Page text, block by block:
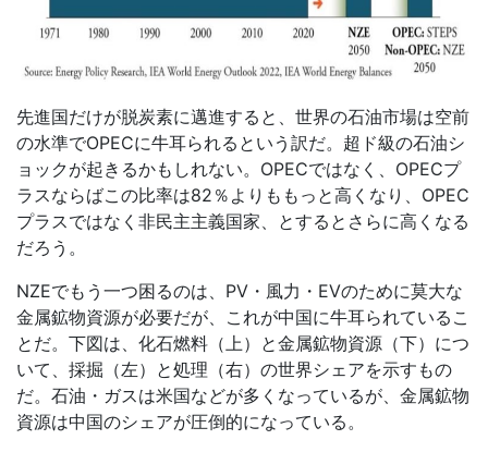
先進国だけが脱炭素に邁進すると、世界の石油市場は空前
の水準でOPECに牛耳られるという訳だ。超ド級の石油シ
ョックが起きるかもしれない。 OPECではなく、 OPECプ
ラスならばこの比率は82 ％よりももっと高くなり、 OPEC
プラスではなく非民主主義国家、とするとさらに高くなる
だろう。
NZEでもう一つ困るのは、 PV ・風力・ EVのために莫大な
金属鉱物資源が必要だが、これが中国に牛耳られているこ
とだ。下図は、化石燃料（上）と金属鉱物資源（下）につ
いて、採掘（左）と処理（右）の世界シェアを示すもの
だ。石油・ガスは米国などが多くなっているが、金属鉱物
資源は中国のシェアが圧倒的になっている。